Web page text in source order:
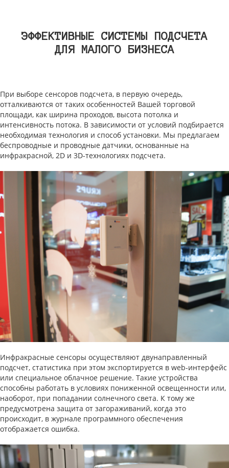
ЭФФЕКТИВНЫЕ СИСТЕМЫ ПОДСЧЕТА
ДЛЯ МАЛОГО БИЗНЕСА
При выборе сенсоров подсчета, в первую очередь,
отталкиваются от таких особенностей Вашей торговой
площади, как ширина проходов, высота потолка и
интенсивность потока. В зависимости от условий подбирается
необходимая технология и способ установки. Мы предлагаем
беспроводные и проводные датчики, основанные на
инфракрасной, 2D и 3D-технологиях подсчета.
Инфракрасные сенсоры осуществляют двунаправленный
подсчет, статистика при этом экспортируется в web-интерфейс
или специальное облачное решение. Такие устройства
способны работать в условиях пониженной освещенности или,
наоборот, при попадании солнечного света. К тому же
предусмотрена защита от загораживаний, когда это
происходит, в журнале программного обеспечения
отображается ошибка.